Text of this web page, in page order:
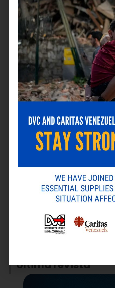
Nombre*
Correo electrónico*
Guarda mi nombre, correo
navegador para la próxima
Alternative:
ANTERIOR
Última revista